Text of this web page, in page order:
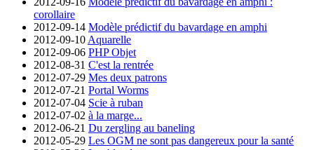
corollaire
2012-09-14 Modèle prédictif du bavardage en amphi
2012-09-10 Aquarelle
2012-09-06 PHP Objet
2012-08-31 C'est la rentrée
2012-07-29 Mes deux patrons
2012-07-21 Portal Worms
2012-07-04 Scie à ruban
2012-07-02 à la marge...
2012-06-21 Du zergling au baneling
2012-05-29 Les OGM ne sont pas dangereux pour la santé